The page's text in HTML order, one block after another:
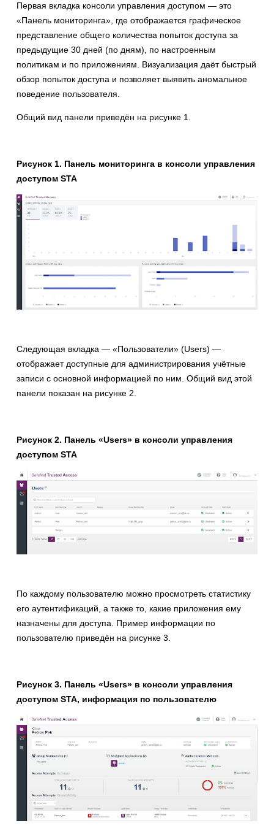
Первая вкладка консоли управления доступом — это
«Панель мониторинга», где отображается графическое
представление общего количества попыток доступа за
предыдущие 30 дней (по дням), по настроенным
политикам и по приложениям. Визуализация даёт быстрый
обзор попыток доступа и позволяет выявить аномальное
поведение пользователя.
Общий вид панели приведён на рисунке 1.
Рисунок 1. Панель мониторинга в консоли управления
доступом STA
Следующая вкладка — «Пользователи» (Users) —
отображает доступные для администрирования учётные
записи с основной информацией по ним. Общий вид этой
панели показан на рисунке 2.
Рисунок 2. Панель «Users» в консоли управления
доступом STA
По каждому пользователю можно просмотреть статистику
его аутентификаций, а также то, какие приложения ему
назначены для доступа. Пример информации по
пользователю приведён на рисунке 3.
Рисунок 3. Панель «Users» в консоли управления
доступом STA, информация по пользователю